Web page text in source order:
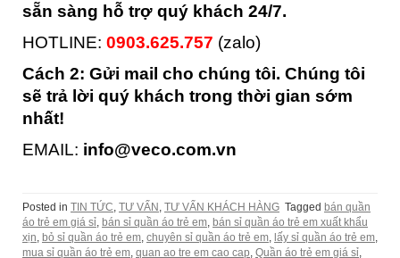
sẵn sàng hỗ trợ quý khách 24/7.
HOTLINE: 0903.625.757 (zalo)
Cách 2: Gửi mail cho chúng tôi. Chúng tôi
sẽ trả lời quý khách trong thời gian sớm
nhất!
EMAIL: info@veco.com.vn
Posted in TIN TỨC, TƯ VẤN , TƯ VẤN KHÁCH HÀNG Tagged bán quần
áo trẻ em giá sỉ, bán sỉ quần áo trẻ em, bán sỉ quần áo trẻ em xuất khẩu
xịn, bỏ sỉ quần áo trẻ em, chuyên sỉ quần áo trẻ em, lấy sỉ quần áo trẻ em,
mua sỉ quần áo trẻ em, quan ao tre em cao cap, Quần áo trẻ em giá sỉ,